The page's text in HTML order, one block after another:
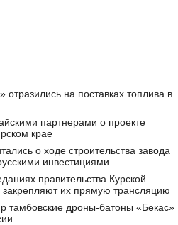
на поставках топлива в
партнерами о проекте
крае
о ходе строительства завода
инвестициями
правительства Курской
их прямую трансляцию
тамбовские дроны-батоны «Бекас»